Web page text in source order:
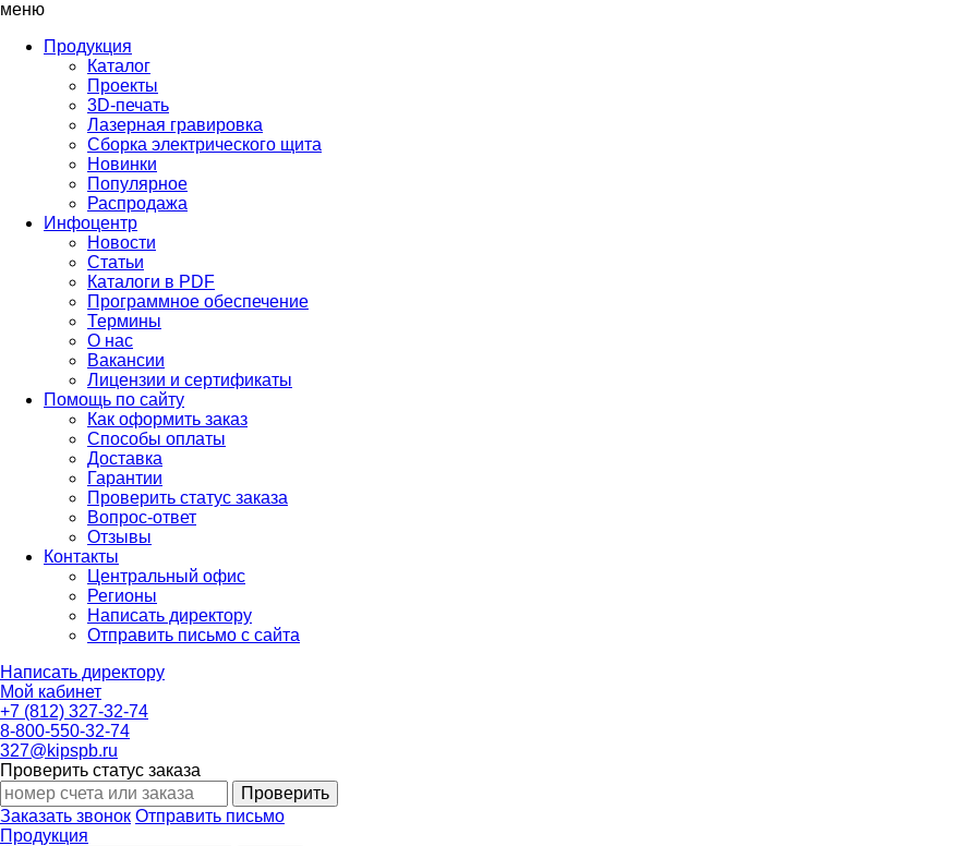
меню
Продукция
Каталог
Проекты
3D-печать
Лазерная гравировка
Сборка электрического щита
Новинки
Популярное
Распродажа
Инфоцентр
Новости
Статьи
Каталоги в PDF
Программное обеспечение
Термины
О нас
Вакансии
Лицензии и сертификаты
Помощь по сайту
Как оформить заказ
Способы оплаты
Доставка
Гарантии
Проверить статус заказа
Вопрос-ответ
Отзывы
Контакты
Центральный офис
Регионы
Написать директору
Отправить письмо с сайта
Написать директору
Мой кабинет
+7 (812) 327-32-74
8-800-550-32-74
327@kipspb.ru
Проверить статус заказа
Проверить
Заказать звонок Отправить письмо
Продукция